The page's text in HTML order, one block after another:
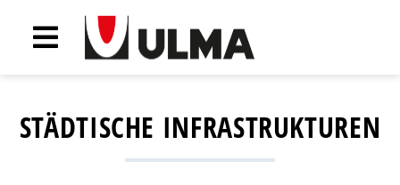
STÄDTISCHE INFRASTRUKTUREN